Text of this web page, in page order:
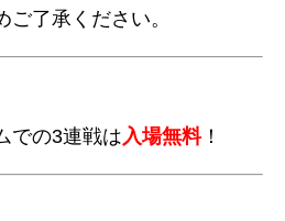
了承ください。
での3連戦は入場無料！